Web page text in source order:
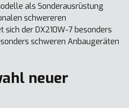
als Sonderausrüstung
schwereren
sich der DX210W-7 besonders
schweren Anbaugeräten
neuer